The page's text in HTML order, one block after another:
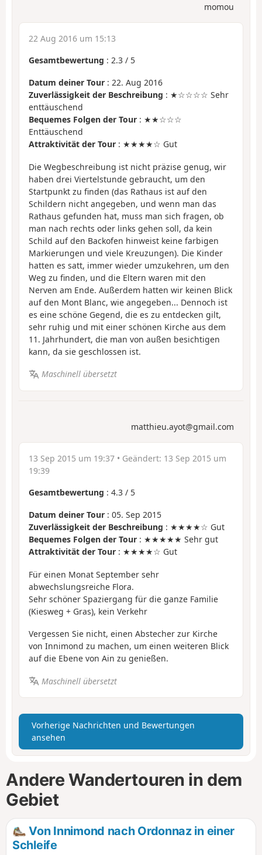
momou
22 Aug 2016 um 15:13
Gesamtbewertung : 2.3 / 5
Datum deiner Tour : 22. Aug 2016
Zuverlässigkeit der Beschreibung : ★☆☆☆☆ Sehr
enttäuschend
Bequemes Folgen der Tour : ★★☆☆☆
Enttäuschend
Attraktivität der Tour : ★★★★☆ Gut
Die Wegbeschreibung ist nicht präzise genug, wir
haben drei Viertelstunde gebraucht, um den
Startpunkt zu finden (das Rathaus ist auf den
Schildern nicht angegeben, und wenn man das
Rathaus gefunden hat, muss man sich fragen, ob
man nach rechts oder links gehen soll, da kein
Schild auf den Backofen hinweist keine farbigen
Markierungen und viele Kreuzungen). Die Kinder
hatten es satt, immer wieder umzukehren, um den
Weg zu finden, und die Eltern waren mit den
Nerven am Ende. Außerdem hatten wir keinen Blick
auf den Mont Blanc, wie angegeben... Dennoch ist
es eine schöne Gegend, die es zu entdecken gilt,
sehr ruhig und mit einer schönen Kirche aus dem
11. Jahrhundert, die man von außen besichtigen
kann, da sie geschlossen ist.
Maschinell übersetzt
matthieu.ayot@gmail.com
13 Sep 2015 um 19:37 • Geändert: 13 Sep 2015 um
19:39
Gesamtbewertung : 4.3 / 5
Datum deiner Tour : 05. Sep 2015
Zuverlässigkeit der Beschreibung : ★★★★☆ Gut
Bequemes Folgen der Tour : ★★★★★ Sehr gut
Attraktivität der Tour : ★★★★☆ Gut
Für einen Monat September sehr
abwechslungsreiche Flora.
Sehr schöner Spaziergang für die ganze Familie
(Kiesweg + Gras), kein Verkehr
Vergessen Sie nicht, einen Abstecher zur Kirche
von Innimond zu machen, um einen weiteren Blick
auf die Ebene von Ain zu genießen.
Maschinell übersetzt
Vorherige Nachrichten und Bewertungen
ansehen
Andere Wandertouren in dem
Gebiet
Von Innimond nach Ordonnaz in einer
Schleife